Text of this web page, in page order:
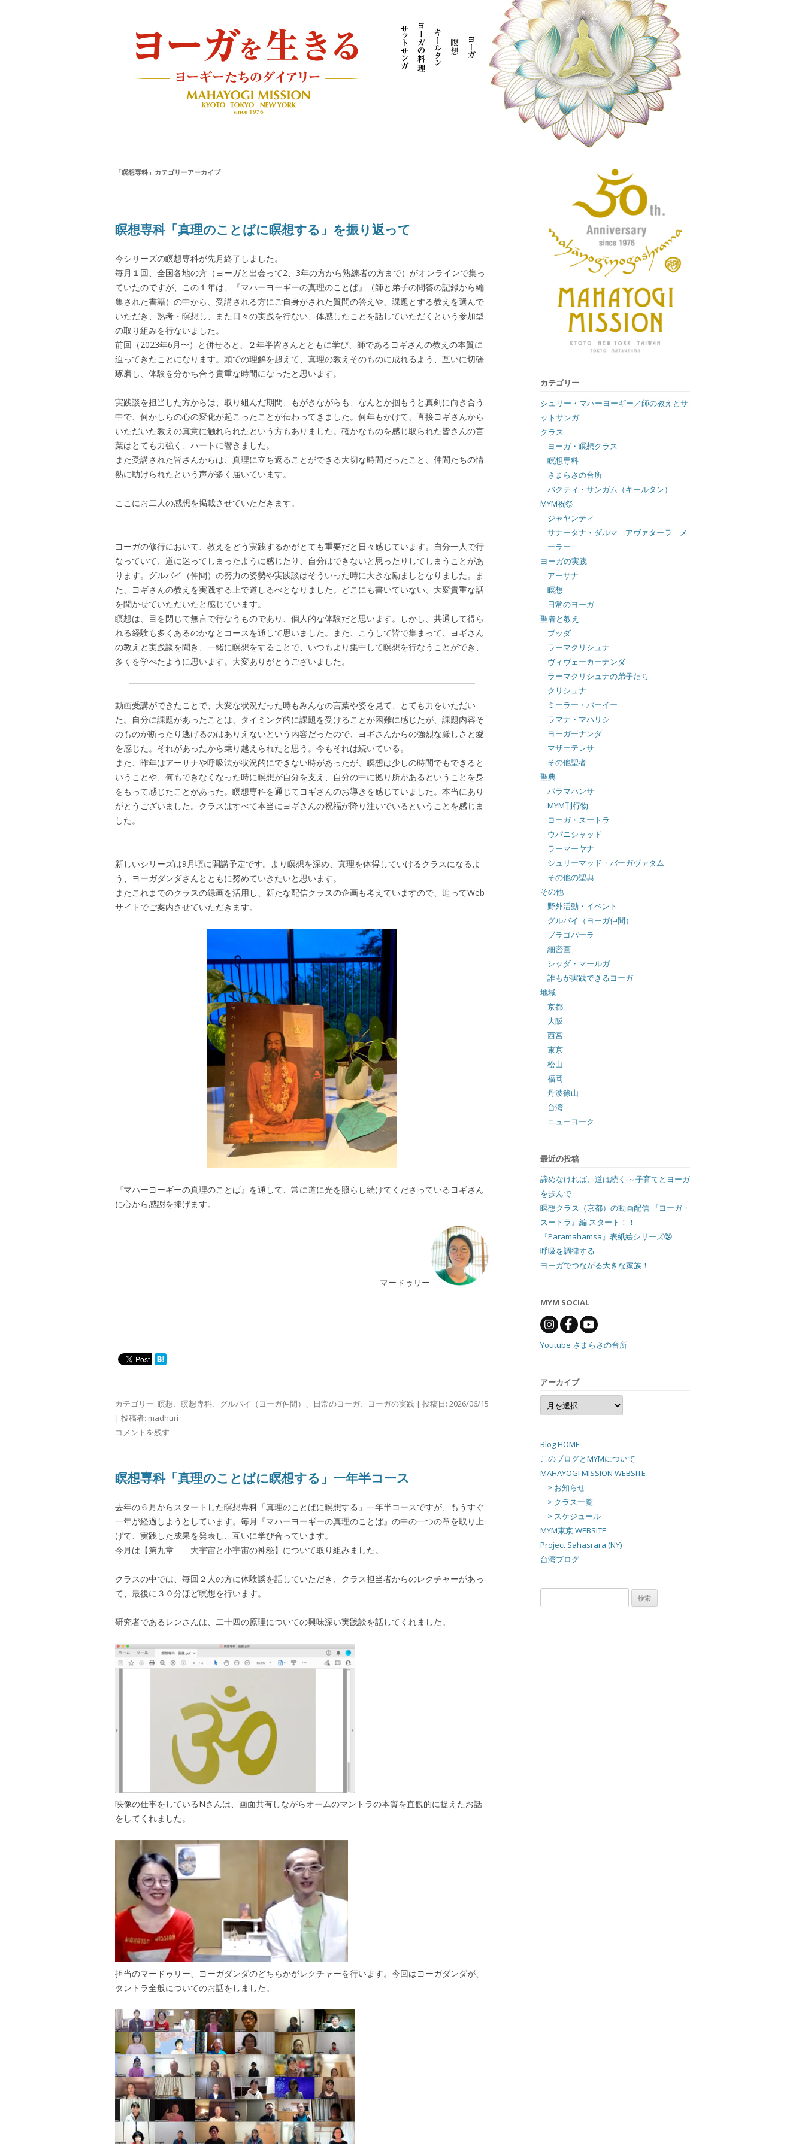
「瞑想専科 」カテゴリーアーカイブ
瞑想専科「真理のことばに瞑想する」を振り返って
今シリーズの瞑想専科が先月終了しました。
毎月１回、全国各地の方（ヨーガと出会って2、3年の方から熟練者の方まで）がオンラインで集っ
ていたのですが、この１年は、『マハーヨーギーの真理のことば』（師と弟子の問答の記録から編
集された書籍）の中から、受講される方にご自身がされた質問の答えや、課題とする教えを選んで
いただき、熟考・瞑想し、また日々の実践を行ない、体感したことを話していただくという参加型
の取り組みを行ないました。
前回（2023年6月〜）と併せると、２年半皆さんとともに学び、師であるヨギさんの教えの本質に
迫ってきたことになります。頭での理解を超えて、真理の教えそのものに成れるよう、互いに切磋
琢磨し、体験を分かち合う貴重な時間になったと思います。
実践談を担当した方からは、取り組んだ期間、もがきながらも、なんとか掴もうと真剣に向き合う
中で、何かしらの心の変化が起こったことが伝わってきました。何年もかけて、直接ヨギさんから
いただいた教えの真意に触れられたという方もありました。確かなものを感じ取られた皆さんの言
葉はとても力強く、ハートに響きました。
また受講された皆さんからは、真理に立ち返ることができる大切な時間だったこと、仲間たちの情
熱に助けられたという声が多く届いています。
ここにお二人の感想を掲載させていただきます。
ヨーガの修行において、教えをどう実践するかがとても重要だと日々感じています。自分一人で行
なっていて、道に迷ってしまったように感じたり、自分はできないと思ったりしてしまうことがあ
ります。グルバイ（仲間）の努力の姿勢や実践談はそういった時に大きな励ましとなりました。ま
た、ヨギさんの教えを実践する上で道しるべとなりました。どこにも書いていない、大変貴重な話
を聞かせていただいたと感じています。
瞑想は、目を閉じて無言で行なうものであり、個人的な体験だと思います。しかし、共通して得ら
れる経験も多くあるのかなとコースを通して思いました。また、こうして皆で集まって、ヨギさん
の教えと実践談を聞き、一緒に瞑想をすることで、いつもより集中して瞑想を行なうことができ、
多くを学べたように思います。大変ありがとうございました。
動画受講ができたことで、大変な状況だった時もみんなの言葉や姿を見て、とても力をいただい
た。自分に課題があったことは、タイミング的に課題を受けることが困難に感じたが、課題内容そ
のものが断ったり逃げるのはありえないという内容だったので、ヨギさんからの強烈な厳しさと愛
を感じた。それがあったから乗り越えられたと思う。今もそれは続いている。
また、昨年はアーサナや呼吸法が状況的にできない時があったが、瞑想は少しの時間でもできると
いうことや、何もできなくなった時に瞑想が自分を支え、自分の中に拠り所があるということを身
をもって感じたことがあった。瞑想専科を通じてヨギさんのお導きを感じていました。本当にあり
がとうございました。クラスはすべて本当にヨギさんの祝福が降り注いでいるということを感じま
した。
新しいシリーズは9月頃に開講予定です。より瞑想を深め、真理を体得していけるクラスになるよ
う、ヨーガダンダさんとともに努めていきたいと思います。
またこれまでのクラスの録画を活用し、新たな配信クラスの企画も考えていますので、追ってWeb
サイトでご案内させていただきます。
『マハーヨーギーの真理のことば』を通して、常に道に光を照らし続けてくださっているヨギさん
に心から感謝を捧げます。
マードゥリー
カテゴリー: 瞑想、 瞑想専科、 グルバイ（ヨーガ仲間） 、 日常のヨーガ、 ヨーガの実践 | 投稿日: 2026/06/15
| 投稿者: madhuri
コメントを残す
瞑想専科「真理のことばに瞑想する」一年半コース
去年の６月からスタートした瞑想専科「真理のことばに瞑想する」一年半コースですが、もうすぐ
一年が経過しようとしています。毎月『マハーヨーギーの真理のことば』の中の一つの章を取り上
げて、実践した成果を発表し、互いに学び合っています。
今月は【第九章――大宇宙と小宇宙の神秘】について取り組みました。
クラスの中では、毎回２人の方に体験談を話していただき、クラス担当者からのレクチャーがあっ
て、最後に３０分ほど瞑想を行います。
研究者であるレンさんは、二十四の原理についての興味深い実践談を話してくれました。
映像の仕事をしているNさんは、画面共有しながらオームのマントラの本質を直観的に捉えたお話
をしてくれました。
担当のマードゥリー、ヨーガダンダのどちらかがレクチャーを行います。今回はヨーガダンダが、
タントラ全般についてのお話をしました。
カテゴリー
シュリー・マハーヨーギー／師の教えとサ
ットサンガ
クラス
ヨーガ・瞑想クラス
瞑想専科
さまらさの台所
バクティ・サンガム（キールタン）
MYM祝祭
ジャヤンティ
サナータナ・ダルマ アヴァターラ メ
ーラー
ヨーガの実践
アーサナ
瞑想
日常のヨーガ
聖者と教え
ブッダ
ラーマクリシュナ
ヴィヴェーカーナンダ
ラーマクリシュナの弟子たち
クリシュナ
ミーラー・バーイー
ラマナ・マハリシ
ヨーガーナンダ
マザーテレサ
その他聖者
聖典
パラマハンサ
MYM刊行物
ヨーガ・スートラ
ウパニシャッド
ラーマーヤナ
シュリーマッド・バーガヴァタム
その他の聖典
その他
野外活動・イベント
グルバイ（ヨーガ仲間）
ブラゴパーラ
細密画
シッダ・マールガ
誰もが実践できるヨーガ
地域
京都
大阪
西宮
東京
松山
福岡
丹波篠山
台湾
ニューヨーク
最近の投稿
諦めなければ、道は続く ～子育てとヨーガ
を歩んで
瞑想クラス（京都）の動画配信 『ヨーガ・
スートラ』編 スタート！！
『Paramahamsa』表紙絵シリーズ㉔
呼吸を調律する
ヨーガでつながる大きな家族！
MYM SOCIAL
Youtube さまらさの台所
アーカイブ
ア
ー
カ
Blog HOME
このブログとMYMについて
MAHAYOGI MISSION WEBSITE
> お知らせ
> クラス一覧
> スケジュール
MYM東京 WEBSITE
Project Sahasrara (NY)
台湾ブログ
索: